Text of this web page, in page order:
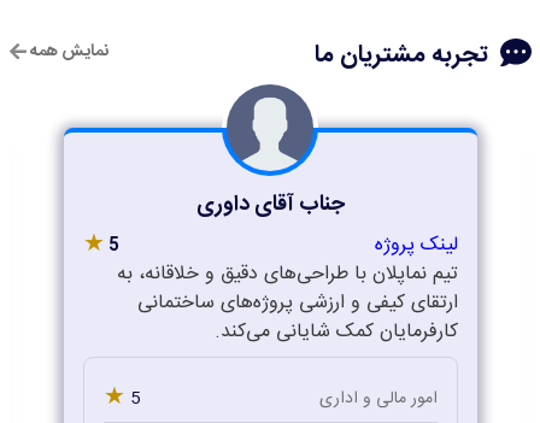
تجربه مشتریان ما نمایش همه
جناب آقای داوری
لینک پروژه 5
★
تیم نماپلان با طراحی‌های دقیق و خلاقانه، به
ارتقای کیفی و ارزشی پروژه‌های ساختمانی
کارفرمایان کمک شایانی می‌کند.
امور مالی و اداری 5
★